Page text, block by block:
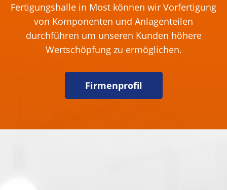
Fertigungshalle in Most können wir Vorfertigung
von Komponenten und Anlagenteilen
durchführen um unseren Kunden höhere
Wertschöpfung zu ermöglichen.
Firmenprofil